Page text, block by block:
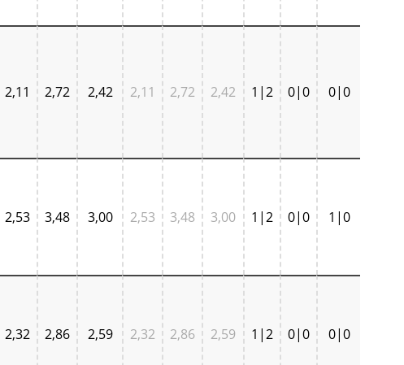
2,11 2,72 2,42 2,11 2,72 2,42 1|2 0|0 0|0
2,53 3,48 3,00 2,53 3,48 3,00 1|2 0|0 1|0
2,32 2,86 2,59 2,32 2,86 2,59 1|2 0|0 0|0